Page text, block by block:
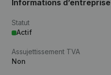
Informations d’entreprise
Statut
Actif
Assujettissement TVA
Non